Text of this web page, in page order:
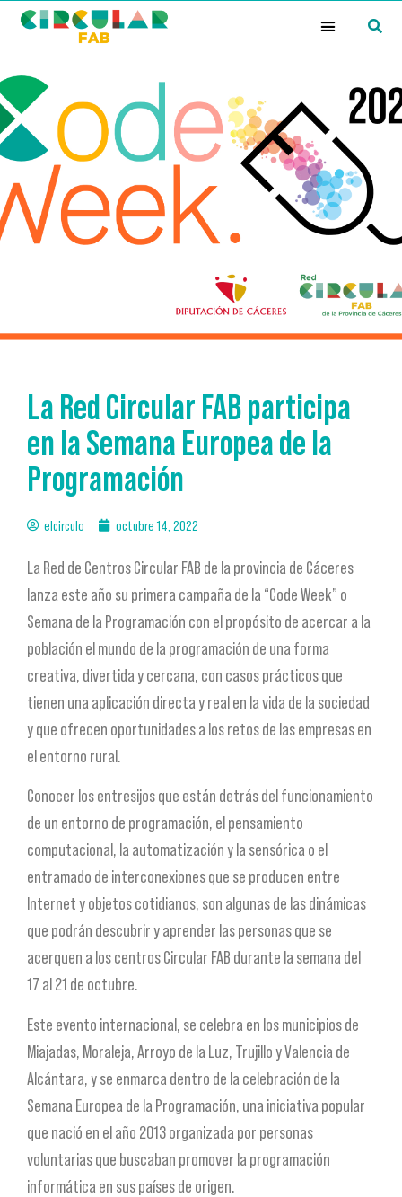
La Red Circular FAB participa
en la Semana Europea de la
Programación
elcirculo octubre 14, 2022
La Red de Centros Circular FAB de la provincia de Cáceres
lanza este año su primera campaña de la “Code Week” o
Semana de la Programación con el propósito de acercar a la
población el mundo de la programación de una forma
creativa, divertida y cercana, con casos prácticos que
tienen una aplicación directa y real en la vida de la sociedad
y que ofrecen oportunidades a los retos de las empresas en
el entorno rural.
Conocer los entresijos que están detrás del funcionamiento
de un entorno de programación, el pensamiento
computacional, la automatización y la sensórica o el
entramado de interconexiones que se producen entre
Internet y objetos cotidianos, son algunas de las dinámicas
que podrán descubrir y aprender las personas que se
acerquen a los centros Circular FAB durante la semana del
17 al 21 de octubre.
Este evento internacional, se celebra en los municipios de
Miajadas, Moraleja, Arroyo de la Luz, Trujillo y Valencia de
Alcántara, y se enmarca dentro de la celebración de la
Semana Europea de la Programación, una iniciativa popular
que nació en el año 2013 organizada por personas
voluntarias que buscaban promover la programación
informática en sus países de origen.